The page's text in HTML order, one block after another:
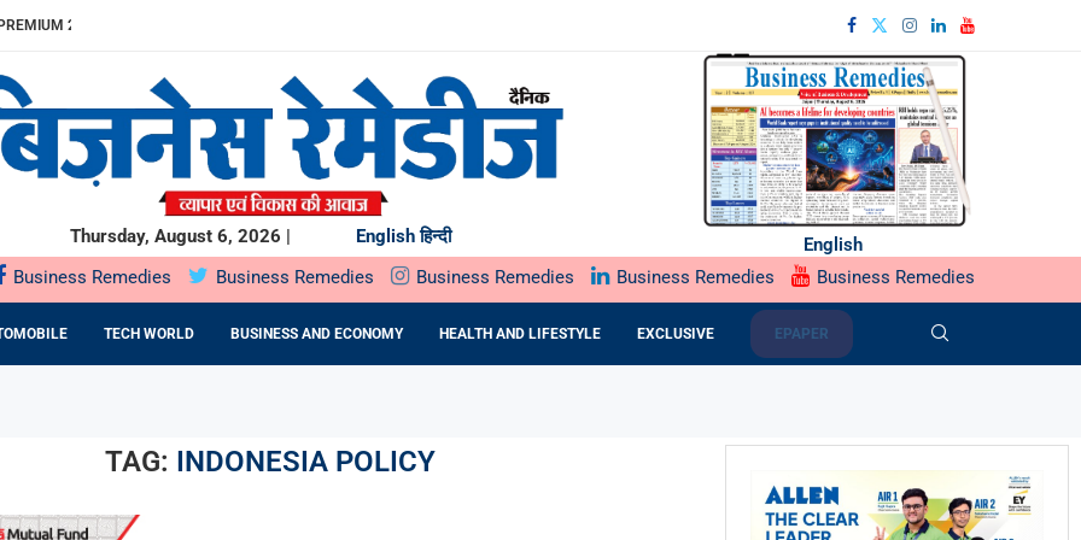
23% बढ़ा
MARGIN...
खुलेगा, 10...
में SOIL HEALTH...
के दौरान...
देगा...
Thursday, August 6, 2026 | English हिन्दी
English
Business Remedies Business Remedies Business Remedies Business Remedies Business Remedies
TECH WORLD BUSINESS AND ECONOMY HEALTH AND LIFESTYLE EXCLUSIVE EPAPER
TAG: INDONESIA POLICY